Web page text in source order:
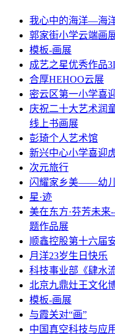
我心中的海洋—海
郭家街小学云端画
模板-画展
成艺之星优秀作品
合厚HEHOO云展
密云区第一小学喜
庆祝二十大艺术润
线上书画展
彭琦个人艺术馆
新兴中心小学喜迎
次元旅行
闪耀家乡美——幼
星·迹
美在东方·芬芳未
题作品展
顺鑫控股第十六届
月洋23岁生日快乐
科技事业部《肆水
北京九鼎灶王文化
模板-画展
与霞关对“画”
中国真空科技与应